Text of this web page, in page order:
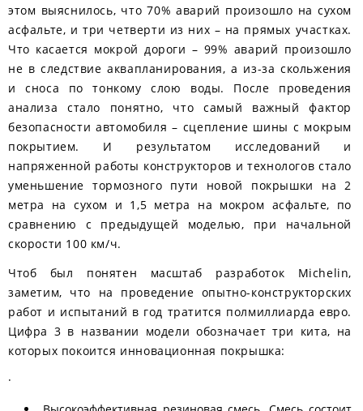
этом выяснилось, что 70% аварий произошло на сухом
асфальте, и три четверти из них – на прямых участках.
Что касается мокрой дороги – 99% аварий произошло
не в следствие аквапланирования, а из-за скольжения
и сноса по тонкому слою воды. После проведения
анализа стало понятно, что самый важный фактор
безопасности автомобиля – сцепление шины с мокрым
покрытием. И результатом исследований и
напряженной работы конструкторов и технологов стало
уменьшение тормозного пути новой покрышки на 2
метра на сухом и 1,5 метра на мокром асфальте, по
сравнению с предыдущей моделью, при начальной
скорости 100 км/ч.
Чтоб был понятен масштаб разработок Michelin,
заметим, что на проведение опытно-конструкторских
работ и испытаний в год тратится полмиллиарда евро.
Цифра 3 в названии модели обозначает три кита, на
которых покоится инновационная покрышка:
·